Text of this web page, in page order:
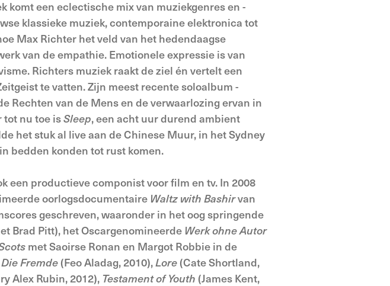
komt een eclectische mix van muziekgenres en -
klassieke muziek, contemporaine elektronica tot
Max Richter het veld van het hedendaagse
van de empathie. Emotionele expressie is van
Richters muziek raakt de ziel én vertelt een
te vatten. Zijn meest recente soloalbum -
Rechten van de Mens en de verwaarlozing ervan in
tot nu toe isSleep, een acht uur durend ambient
het stuk al live aan de Chinese Muur, in het Sydney
bedden konden tot rust komen.
een productieve componist voor film en tv. In 2008
oorlogsdocumentaire Waltz with Bashirvan
geschreven, waaronder in het oog springende
Brad Pitt), het Oscargenomineerde Werk ohne Autor
met Saoirse Ronan en Margot Robbie in de
Die Fremde (Feo Aladag, 2010),Lore (Cate Shortland,
Alex Rubin, 2012), Testament of Youth (James Kent,